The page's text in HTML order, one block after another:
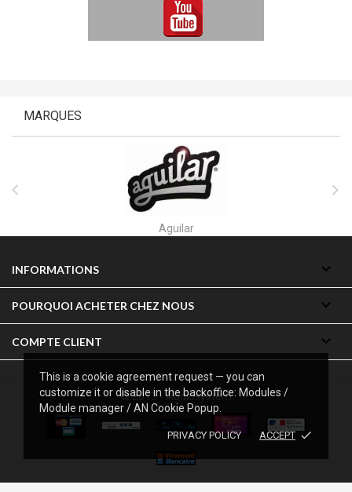
This is a cookie agreement request — you can
customize it or disable in the backoffice: Modules /
Module manager / AN Cookie Popup.
PRIVACY POLICY ACCEPT done
MARQUES
 
INFORMATIONS 
POURQUOI ACHETER CHEZ NOUS 
COMPTE CLIENT 
© 2013 - Audiosystem